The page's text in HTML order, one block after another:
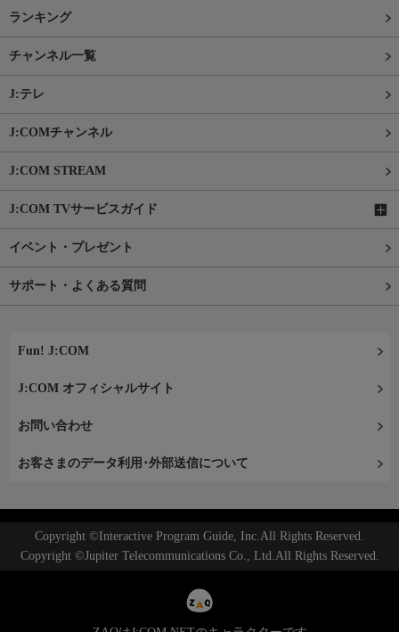
ランキング
チャンネル一覧
J:テレ
J:COMチャンネル
J:COM STREAM
J:COM TVサービスガイド
イベント・プレゼント
サポート・よくある質問
Fun! J:COM
J:COM オフィシャルサイト
お問い合わせ
お客さまのデータ利用･外部送信について
Copyright ©Interactive Program Guide, Inc.All Rights Reserved.
Copyright ©Jupiter Telecommunications Co., Ltd.All Rights Reserved.